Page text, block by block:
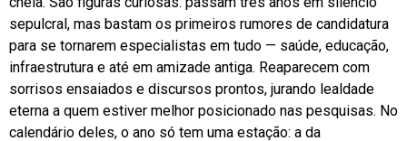
sepulcral, mas bastam os primeiros rumores de candidatura
para se tornarem especialistas em tudo — saúde, educação,
infraestrutura e até em amizade antiga. Reaparecem com
sorrisos ensaiados e discursos prontos, jurando lealdade
eterna a quem estiver melhor posicionado nas pesquisas. No
calendário deles, o ano só tem uma estação: a da